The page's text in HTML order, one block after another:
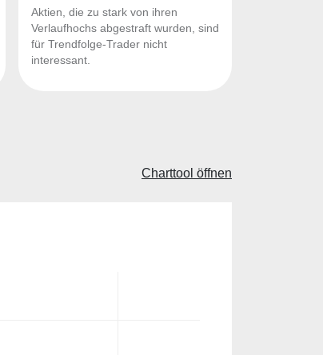
Aktien, die zu stark von ihren
Verlaufhochs abgestraft wurden, sind
für Trendfolge-Trader nicht
interessant.
Charttool öffnen